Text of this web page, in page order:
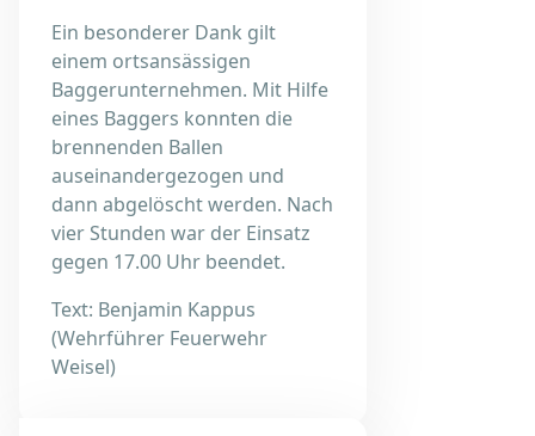
Ein besonderer Dank gilt
einem ortsansässigen
Baggerunternehmen. Mit Hilfe
eines Baggers konnten die
brennenden Ballen
auseinandergezogen und
dann abgelöscht werden. Nach
vier Stunden war der Einsatz
gegen 17.00 Uhr beendet.
Text: Benjamin Kappus
(Wehrführer Feuerwehr
Weisel)